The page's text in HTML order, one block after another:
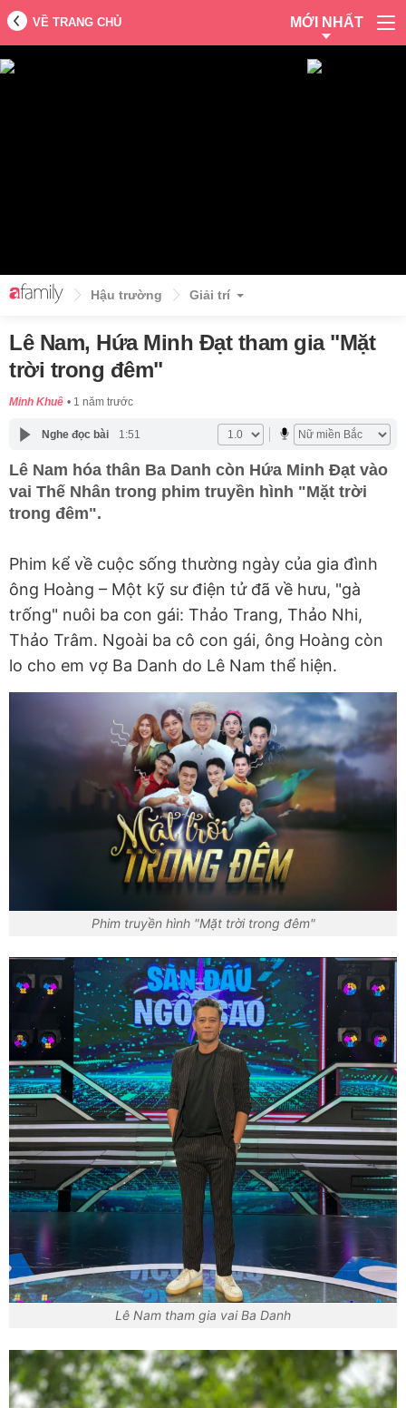
VỀ TRANG CHỦ MỚI NHẤT
Hậu trường Giải trí
Lê Nam, Hứa Minh Đạt tham gia "Mặt
trời trong đêm"
Minh Khuê 1 năm trước
Nghe đọc bài 1:51
Lê Nam hóa thân Ba Danh còn Hứa Minh Đạt vào
vai Thế Nhân trong phim truyền hình "Mặt trời
trong đêm".
Phim kể về cuộc sống thường ngày của gia đình
ông Hoàng – Một kỹ sư điện tử đã về hưu, "gà
trống" nuôi ba con gái: Thảo Trang, Thảo Nhi,
Thảo Trâm. Ngoài ba cô con gái, ông Hoàng còn
lo cho em vợ Ba Danh do Lê Nam thể hiện.
Phim truyền hình "Mặt trời trong đêm"
Lê Nam tham gia vai Ba Danh